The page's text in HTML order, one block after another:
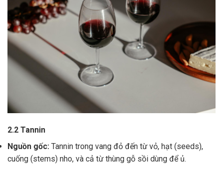
2.2 Tannin
Nguồn gốc: Tannin trong vang đỏ đến từ vỏ, hạt (seeds),
cuống (stems) nho, và cả từ thùng gỗ sồi dùng để ủ.